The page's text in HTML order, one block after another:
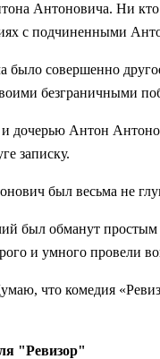
Антоновича. Ни
с подчиненными
совершенно
безграничными
и дочерью Антон
записку.
был весьма не
был обманут
и умного провели
что комедия
"Ревизор"